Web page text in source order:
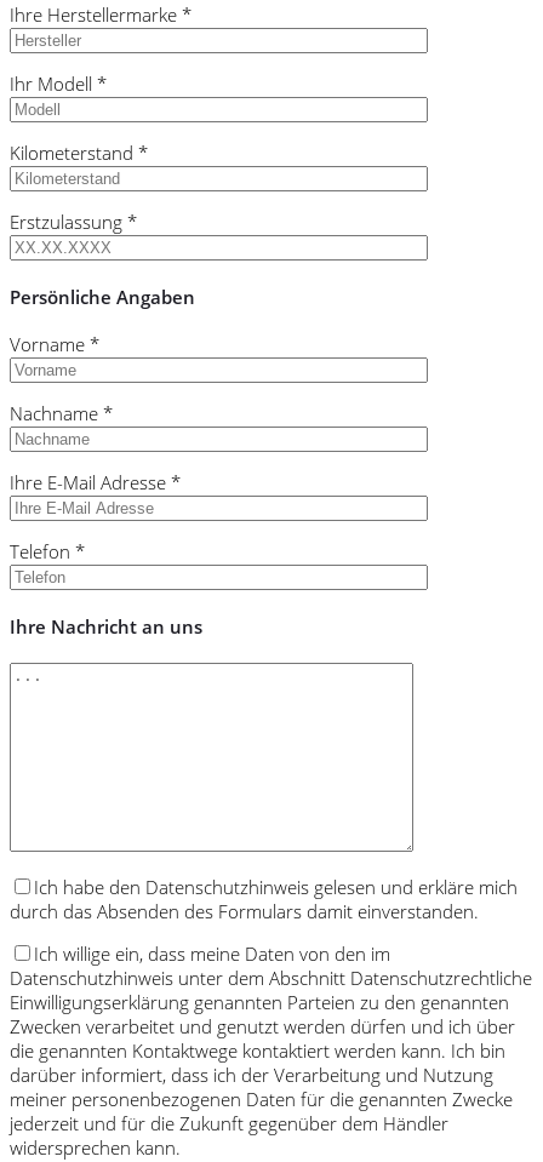
Ihre Herstellermarke *
Ihr Modell *
Kilometerstand *
Erstzulassung *
Persönliche Angaben
Vorname *
Nachname *
Ihre E-Mail Adresse *
Telefon *
Ihre Nachricht an uns
Ich habe den Datenschutzhinweis gelesen und erkläre mich
durch das Absenden des Formulars damit einverstanden.
Ich willige ein, dass meine Daten von den im
Datenschutzhinweis unter dem Abschnitt Datenschutzrechtliche
Einwilligungserklärung genannten Parteien zu den genannten
Zwecken verarbeitet und genutzt werden dürfen und ich über
die genannten Kontaktwege kontaktiert werden kann. Ich bin
darüber informiert, dass ich der Verarbeitung und Nutzung
meiner personenbezogenen Daten für die genannten Zwecke
jederzeit und für die Zukunft gegenüber dem Händler
widersprechen kann.